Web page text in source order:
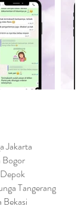
Jakarta
Bogor
Tangerang
Bekasi